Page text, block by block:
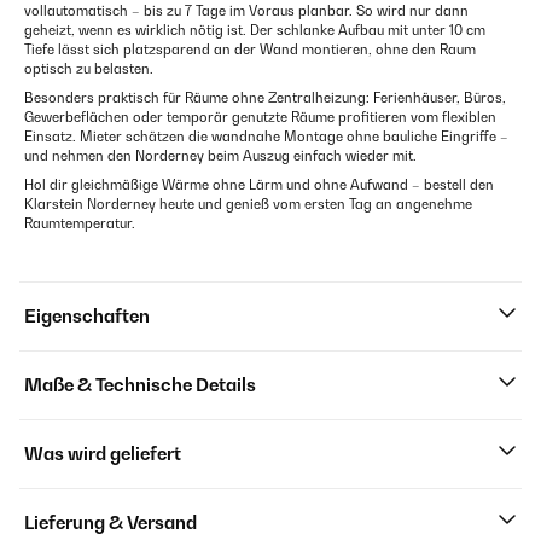
vollautomatisch – bis zu 7 Tage im Voraus planbar. So wird nur dann
geheizt, wenn es wirklich nötig ist. Der schlanke Aufbau mit unter 10 cm
Tiefe lässt sich platzsparend an der Wand montieren, ohne den Raum
optisch zu belasten.
Besonders praktisch für Räume ohne Zentralheizung: Ferienhäuser, Büros,
Gewerbeflächen oder temporär genutzte Räume profitieren vom flexiblen
Einsatz. Mieter schätzen die wandnahe Montage ohne bauliche Eingriffe –
und nehmen den Norderney beim Auszug einfach wieder mit.
Hol dir gleichmäßige Wärme ohne Lärm und ohne Aufwand – bestell den
Klarstein Norderney heute und genieß vom ersten Tag an angenehme
Raumtemperatur.
Eigenschaften
Maße & Technische Details
Was wird geliefert
Lieferung & Versand